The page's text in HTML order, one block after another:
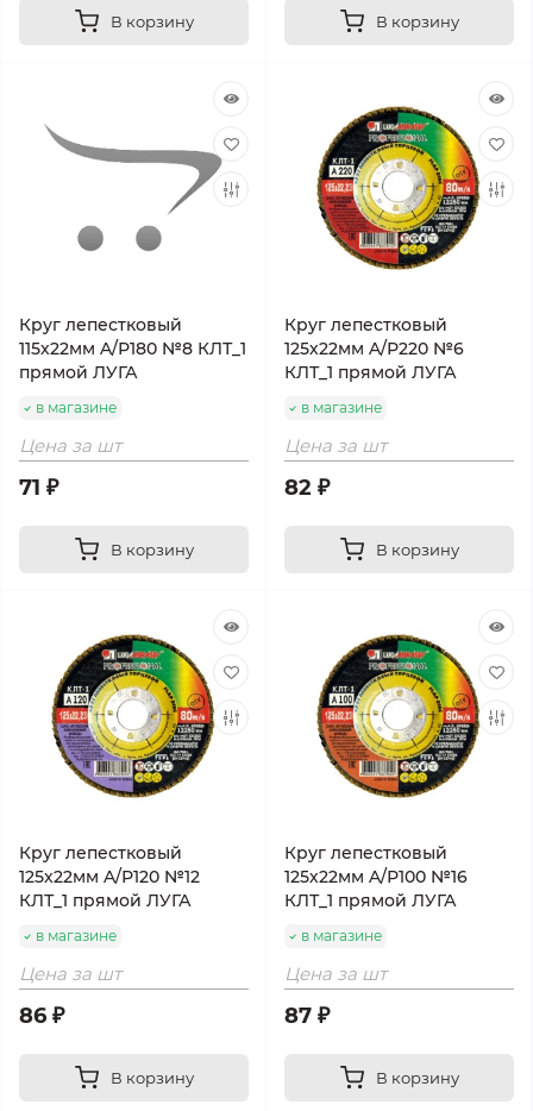
В корзину В корзину
Круг лепестковый
115х22мм A/Р180 №8 КЛТ_1
прямой ЛУГА
в магазине
Цена за шт
71 ₽
В корзину
Круг лепестковый
125х22мм A/Р220 №6
КЛТ_1 прямой ЛУГА
в магазине
Цена за шт
82 ₽
В корзину
Круг лепестковый
125х22мм A/Р120 №12
КЛТ_1 прямой ЛУГА
в магазине
Цена за шт
86 ₽
В корзину
Круг лепестковый
125х22мм A/Р100 №16
КЛТ_1 прямой ЛУГА
в магазине
Цена за шт
87 ₽
В корзину